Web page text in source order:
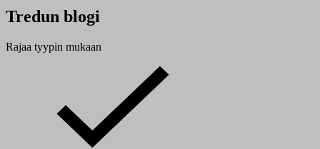
Tredun blogi
Rajaa tyypin mukaan